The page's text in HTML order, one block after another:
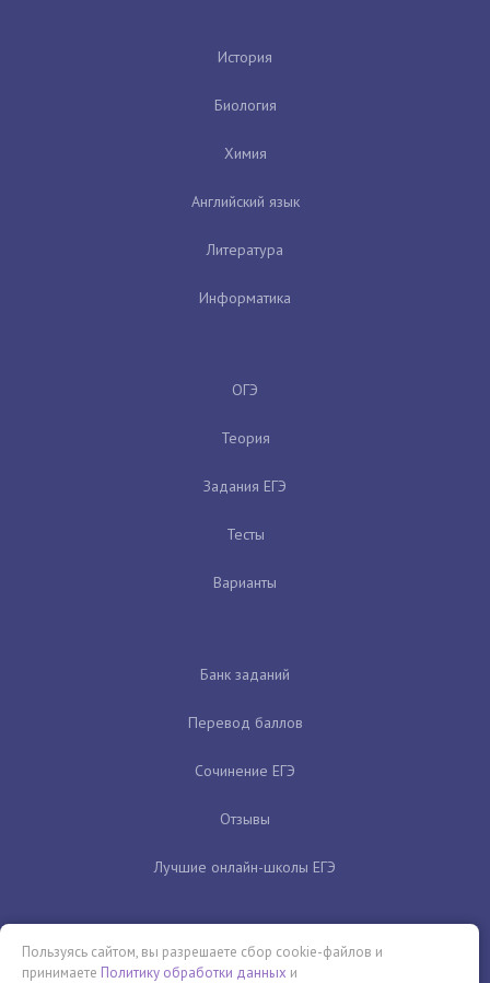
История
Биология
Химия
Английский язык
Литература
Информатика
ОГЭ
Теория
Задания ЕГЭ
Тесты
Варианты
Банк заданий
Перевод баллов
Сочинение ЕГЭ
Отзывы
Лучшие онлайн-школы ЕГЭ
Пользуясь сайтом, вы разрешаете сбор cookie-файлов и
принимаете Политику обработки данных и